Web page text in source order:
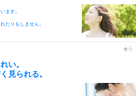
ます。
たりもしません。
い。
見られる。